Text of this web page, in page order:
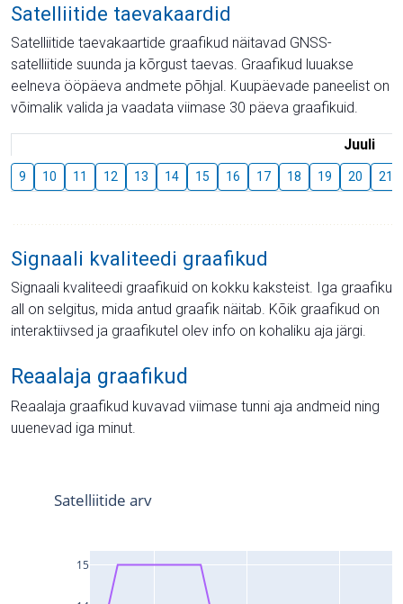
Satelliitide taevakaardid
Satelliitide taevakaartide graafikud näitavad GNSS-
satelliitide suunda ja kõrgust taevas. Graafikud luuakse
eelneva ööpäeva andmete põhjal. Kuupäevade paneelist on
võimalik valida ja vaadata viimase 30 päeva graafikuid.
Juuli
9 10 11 12 13 14 15 16 17 18 19 20 21
Signaali kvaliteedi graafikud
Signaali kvaliteedi graafikuid on kokku kaksteist. Iga graafiku
all on selgitus, mida antud graafik näitab. Kõik graafikud on
interaktiivsed ja graafikutel olev info on kohaliku aja järgi.
Reaalaja graafikud
Reaalaja graafikud kuvavad viimase tunni aja andmeid ning
uuenevad iga minut.